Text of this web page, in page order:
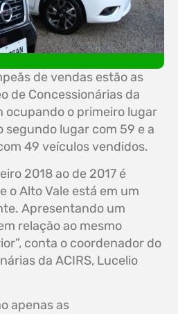
de vendas estão as
de Concessionárias da
ocupando o primeiro lugar
segundo lugar com 59 e a
49 veículos vendidos.
2018 ao de 2017 é
o Alto Vale está em um
Apresentando um
relação ao mesmo
conta o coordenador do
da ACIRS, Lucelio
apenas as